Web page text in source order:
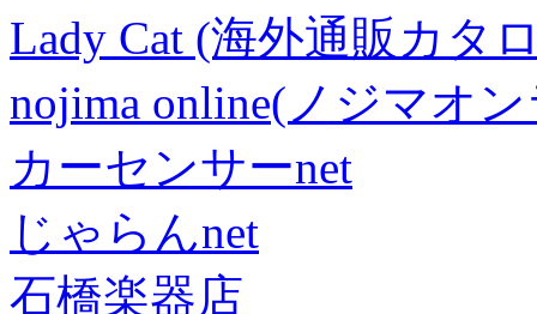
Lady Cat (海外通販カタ
nojima online(ノジマオ
カーセンサーnet
じゃらんnet
石橋楽器店